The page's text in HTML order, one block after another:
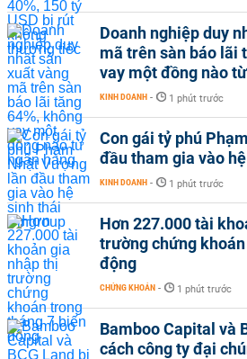
Doanh nghiệp duy
mã trên sàn báo lãi
vay một đồng nào
KINH DOANH - 1 phút trước
Con gái tỷ phú
đầu tham gia vào
KINH DOANH - 1 phút trước
Hơn 227.000 tài
trường chứng
động
CHỨNG KHOÁN - 1 phút trước
Bamboo Capital và
cách công ty đại